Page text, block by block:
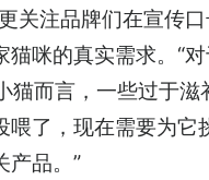
关注品牌们在宣传
猫咪的真实需求。“
猫而言，一些过于滋
喂了，现在需要为它
产品。”